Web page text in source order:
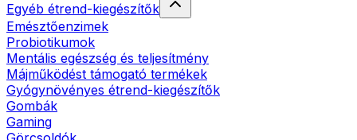
Egyéb étrend-kiegészítők
Emésztőenzimek
Probiotikumok
Mentális egészség és teljesítmény
Májműködést támogató termékek
Gyógynövényes étrend-kiegészítők
Gombák
Gaming